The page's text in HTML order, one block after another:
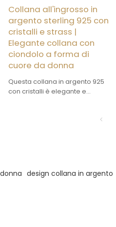
Collana all'ingrosso in
argento sterling 925 con
cristalli e strass |
Elegante collana con
ciondolo a forma di
cuore da donna
Questa collana in argento 925
con cristalli è elegante e
realizzate in argento 925, dalla
design collana in argento